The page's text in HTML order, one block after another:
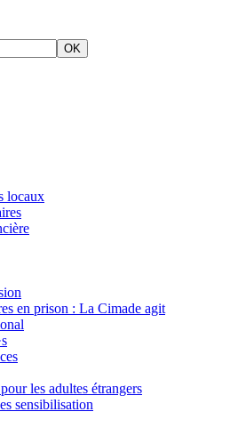
OK
locaux
en prison : La Cimade agit
les adultes étrangers
sensibilisation